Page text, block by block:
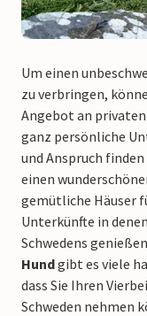
Um einen
zu verbringen,
Angebot an privaten
ganz persönliche
und Anspruch finden
einen
gemütliche Häuser
Unterkünfte in
Schwedens
Hundgibt es viele
dass Sie Ihren
Schweden nehmen